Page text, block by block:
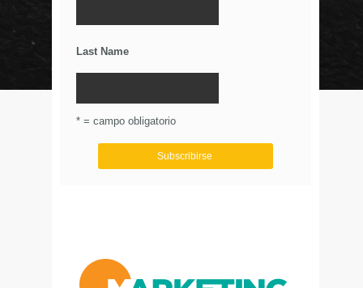
Last Name
* = campo obligatorio
© Circulo Marketing 2016. Todos los derechos
reservados.
Aviso de Privacidad